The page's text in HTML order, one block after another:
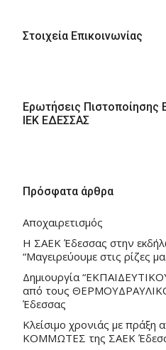
Στοιχεία Επικοινωνίας
Ερωτήσεις Πιστοποίησης
ΙΕΚ ΕΔΕΣΣΑΣ
Πρόσφατα άρθρα
Αποχαιρετισμός
Η ΣΑΕΚ Έδεσσας στην
“Μαγειρεύουμε στις ρίζες
Δημιουργία
από τους
Έδεσσας
Κλείσιμο χρονιάς με πράξη
ΚΟΜΜΩΤΕΣ της ΣΑΕΚ